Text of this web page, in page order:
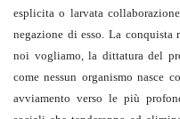
esplicita o larvata
negazione di esso. La
noi vogliamo, la dittatura del
come nessun organismo nasce
avviamento verso le più